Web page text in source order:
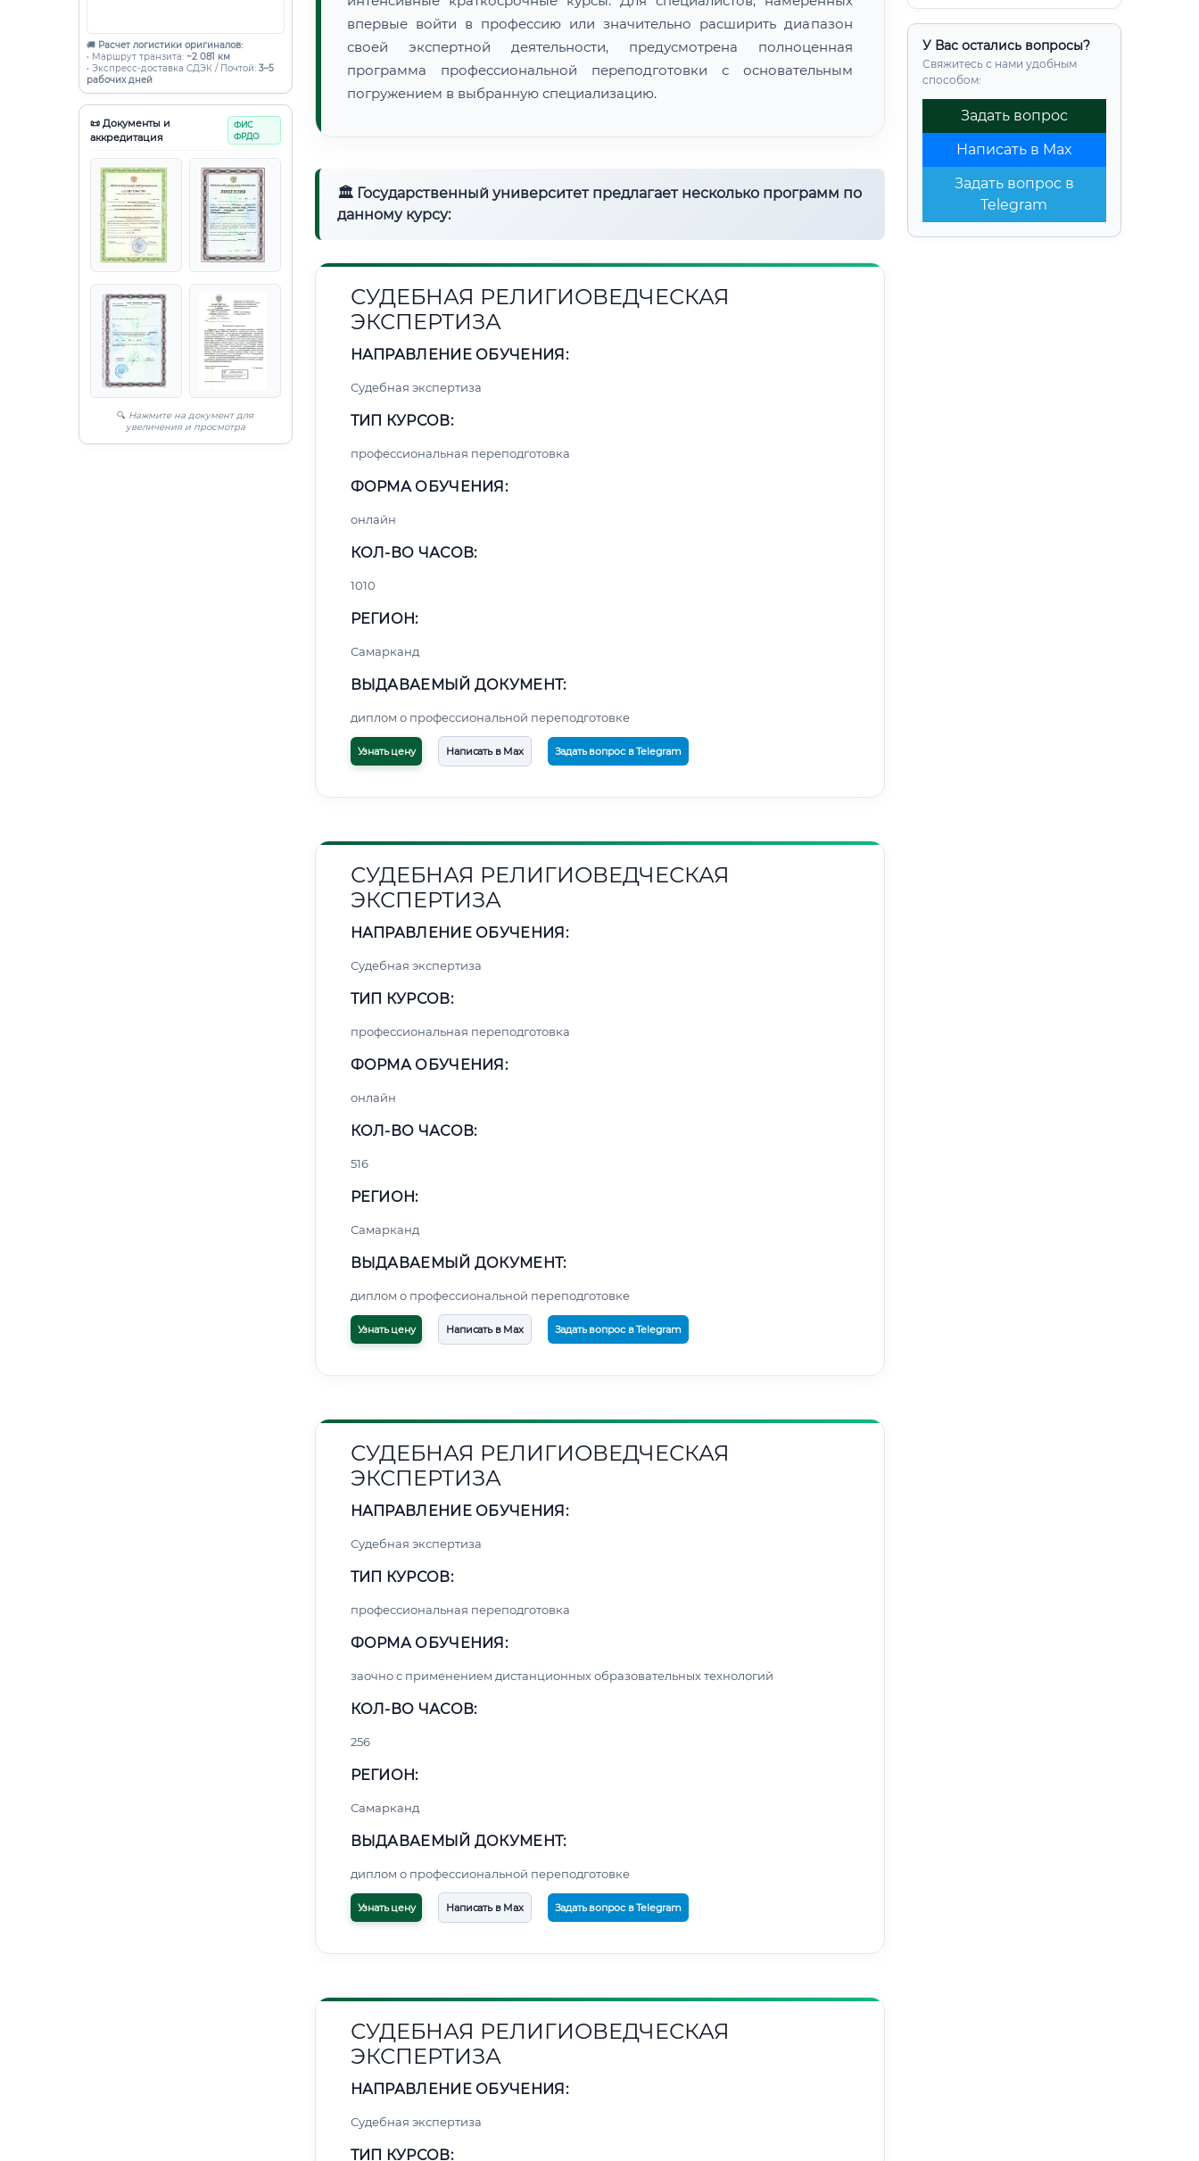
🚚 Расчет логистики оригиналов:
• Маршрут транзита: ~2 081 км
• Экспресс-доставка СДЭК / Почтой: 3–5
рабочих дней
📜 Документы и
аккредитация
ФИС
ФРДО
🔍 Нажмите на документ для
увеличения и просмотра
У Вас остались вопросы?
Свяжитесь с нами удобным
способом:
Задать вопрос
Написать в Max
Задать вопрос в
Telegram
впервые войти в профессию или значительно расширить диапазон
своей экспертной деятельности, предусмотрена полноценная
программа профессиональной переподготовки с основательным
погружением в выбранную специализацию.
🏛 Государственный университет предлагает несколько программ по
данному курсу:
СУДЕБНАЯ РЕЛИГИОВЕДЧЕСКАЯ
ЭКСПЕРТИЗА
НАПРАВЛЕНИЕ ОБУЧЕНИЯ:
Судебная экспертиза
ТИП КУРСОВ:
профессиональная переподготовка
ФОРМА ОБУЧЕНИЯ:
онлайн
КОЛ-ВО ЧАСОВ:
1010
РЕГИОН:
Самарканд
ВЫДАВАЕМЫЙ ДОКУМЕНТ:
диплом о профессиональной переподготовке
Узнать цену Написать в Max Задать вопрос в Telegram
СУДЕБНАЯ РЕЛИГИОВЕДЧЕСКАЯ
ЭКСПЕРТИЗА
НАПРАВЛЕНИЕ ОБУЧЕНИЯ:
Судебная экспертиза
ТИП КУРСОВ:
профессиональная переподготовка
ФОРМА ОБУЧЕНИЯ:
онлайн
КОЛ-ВО ЧАСОВ:
516
РЕГИОН:
Самарканд
ВЫДАВАЕМЫЙ ДОКУМЕНТ:
диплом о профессиональной переподготовке
Узнать цену Написать в Max Задать вопрос в Telegram
СУДЕБНАЯ РЕЛИГИОВЕДЧЕСКАЯ
ЭКСПЕРТИЗА
НАПРАВЛЕНИЕ ОБУЧЕНИЯ:
Судебная экспертиза
ТИП КУРСОВ:
профессиональная переподготовка
ФОРМА ОБУЧЕНИЯ:
заочно с применением дистанционных образовательных технологий
КОЛ-ВО ЧАСОВ:
256
РЕГИОН:
Самарканд
ВЫДАВАЕМЫЙ ДОКУМЕНТ:
диплом о профессиональной переподготовке
Узнать цену Написать в Max Задать вопрос в Telegram
СУДЕБНАЯ РЕЛИГИОВЕДЧЕСКАЯ
ЭКСПЕРТИЗА
НАПРАВЛЕНИЕ ОБУЧЕНИЯ:
Судебная экспертиза
ТИП КУРСОВ: